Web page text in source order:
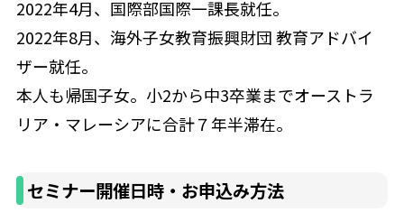
2022年4月、国際部国際一課長就任。
2022年8月、海外子女教育振興財団 教育アドバイ
ザー就任。
本人も帰国子女。小2から中3卒業までオーストラ
リア・マレーシアに合計７年半滞在。
セミナー開催日時・お申込み方法